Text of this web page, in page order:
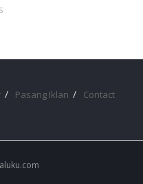
Pasang Iklan Contact